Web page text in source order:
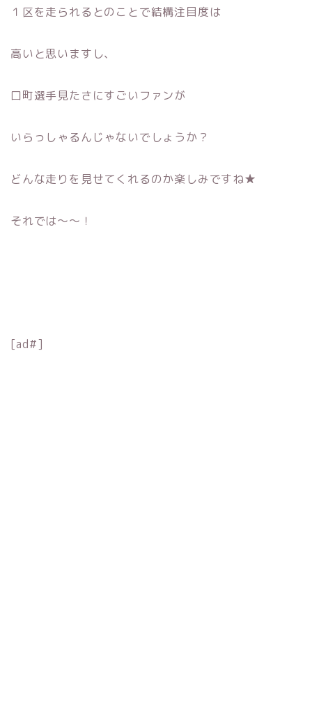
１区を走られるとのことで結構注目度は
高いと思いますし、
口町選手見たさにすごいファンが
いらっしゃるんじゃないでしょうか？
どんな走りを見せてくれるのか楽しみですね★
それでは〜〜！
[ad#]